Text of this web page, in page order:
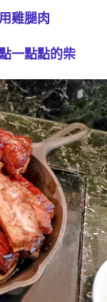
雞腿肉
一點點的柴